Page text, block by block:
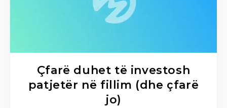
Çfarë duhet të investosh
patjetër në fillim (dhe çfarë
jo)